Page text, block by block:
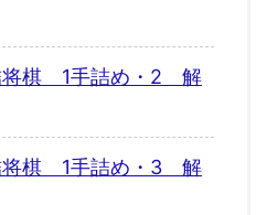
将棋 1手詰め・2 解
将棋 1手詰め・3 解